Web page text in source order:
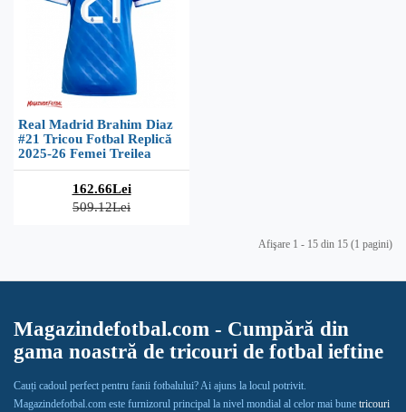
Real Madrid Brahim Diaz
#21 Tricou Fotbal Replică
2025-26 Femei Treilea
162.66Lei
509.12Lei
Afişare 1 - 15 din 15 (1 pagini)
Magazindefotbal.com - Cumpără din
gama noastră de tricouri de fotbal ieftine
Cauți cadoul perfect pentru fanii fotbalului? Ai ajuns la locul potrivit.
Magazindefotbal.com este furnizorul principal la nivel mondial al celor mai bune tricouri